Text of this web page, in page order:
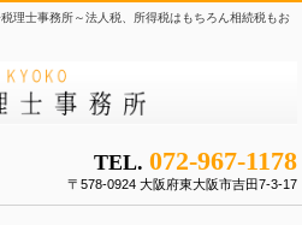
理士事務所～法人税、所得税はもちろん相続税もお
TEL. 072-967-1178
〒578-0924 大阪府東大阪市吉田7-3-17